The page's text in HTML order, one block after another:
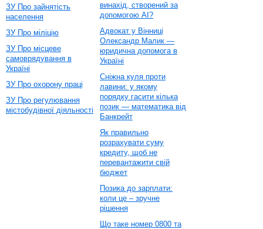
ЗУ Про зайнятість
населення
ЗУ Про міліцію
ЗУ Про місцеве
самоврядування в
Україні
ЗУ Про охорону праці
ЗУ Про регулювання
містобудівної діяльності
винахід, створений за
допомогою AI?
Адвокат у Вінниці
Олександр Малик —
юридична допомога в
Україні
Сніжна куля проти
лавини: у якому
порядку гасити кілька
позик — математика від
Банкрейт
Як правильно
розрахувати суму
кредиту, щоб не
перевантажити свій
бюджет
Позика до зарплати:
коли це – зручне
рішення
Що таке номер 0800 та